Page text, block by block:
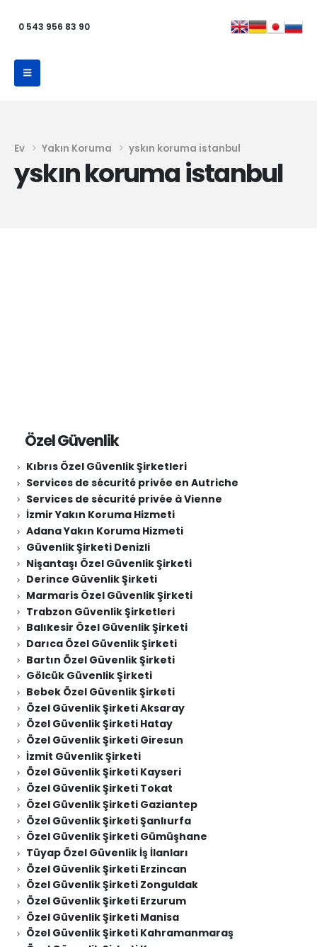
0 543 956 83 90
Ev Yakın Koruma yskın koruma istanbul
yskın koruma istanbul
Özel Güvenlik
Kıbrıs Özel Güvenlik Şirketleri
Services de sécurité privée en Autriche
Services de sécurité privée à Vienne
İzmir Yakın Koruma Hizmeti
Adana Yakın Koruma Hizmeti
Güvenlik Şirketi Denizli
Nişantaşı Özel Güvenlik Şirketi
Derince Güvenlik Şirketi
Marmaris Özel Güvenlik Şirketi
Trabzon Güvenlik Şirketleri
Balıkesir Özel Güvenlik Şirketi
Darıca Özel Güvenlik Şirketi
Bartın Özel Güvenlik Şirketi
Gölcük Güvenlik Şirketi
Bebek Özel Güvenlik Şirketi
Özel Güvenlik Şirketi Aksaray
Özel Güvenlik Şirketi Hatay
Özel Güvenlik Şirketi Giresun
İzmit Güvenlik Şirketi
Özel Güvenlik Şirketi Kayseri
Özel Güvenlik Şirketi Tokat
Özel Güvenlik Şirketi Gaziantep
Özel Güvenlik Şirketi Şanlıurfa
Özel Güvenlik Şirketi Gümüşhane
Tüyap Özel Güvenlik İş İlanları
Özel Güvenlik Şirketi Erzincan
Özel Güvenlik Şirketi Zonguldak
Özel Güvenlik Şirketi Erzurum
Özel Güvenlik Şirketi Manisa
Özel Güvenlik Şirketi Kahramanmaraş